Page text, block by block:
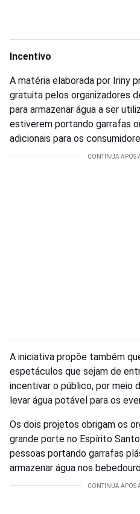
Incentivo
A matéria elaborada por Iriny
gratuita pelos organizadores
para armazenar água a ser
estiverem portando garrafas
adicionais para os
A iniciativa propõe também
espetáculos que sejam de
incentivar o público, por meio
levar água potável para os
Os dois projetos obrigam os
grande porte no Espírito
pessoas portando garrafas
armazenar água nos